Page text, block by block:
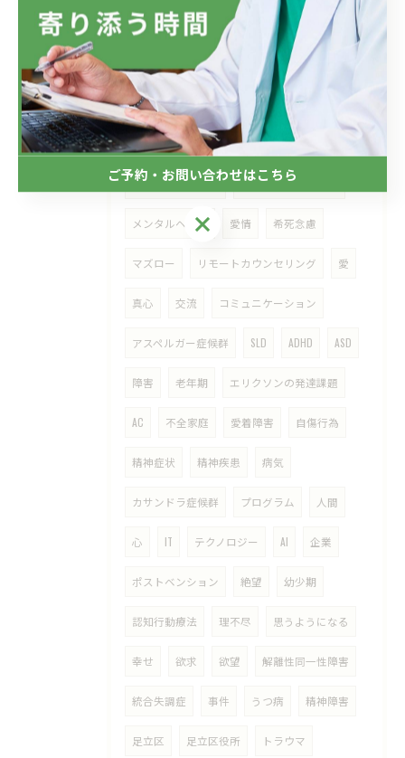
Tags
自殺 自殺願望 適応障害
メンタルケア 仕事 会社
ラインによるケア メンタルヘルス対策
メンタルヘルス 愛情 希死念慮
マズロー リモートカウンセリング 愛
真心 交流 コミュニケーション
アスペルガー症候群 SLD ADHD ASD
障害 老年期 エリクソンの発達課題
AC 不全家庭 愛着障害 自傷行為
精神症状 精神疾患 病気
カサンドラ症候群 プログラム 人間
心 IT テクノロジー AI 企業
ポストベンション 絶望 幼少期
認知行動療法 理不尽 思うようになる
幸せ 欲求 欲望 解離性同一性障害
統合失調症 事件 うつ病 精神障害
足立区 足立区役所 トラウマ
ご予約・お問い合わせはこちら
ご予約・お問い合わせはこちら